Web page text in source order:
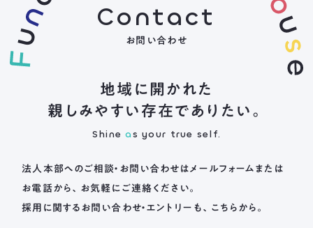
Contact
お問い合わせ
地域に開かれた
親しみやすい存在でありたい。
Shineas your true self.
法人本部へのご相談・お問い合わせは メールフォームまたは
お電話から、お気軽にご連絡ください。
採用に関するお問い合わせ・エントリーも、こちらから。